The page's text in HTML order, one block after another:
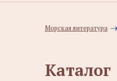
Морская литература
Каталог